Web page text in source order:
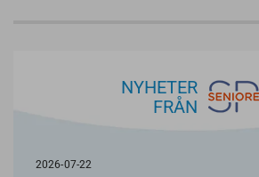
NYHETER
FRÅN
2026-07-22